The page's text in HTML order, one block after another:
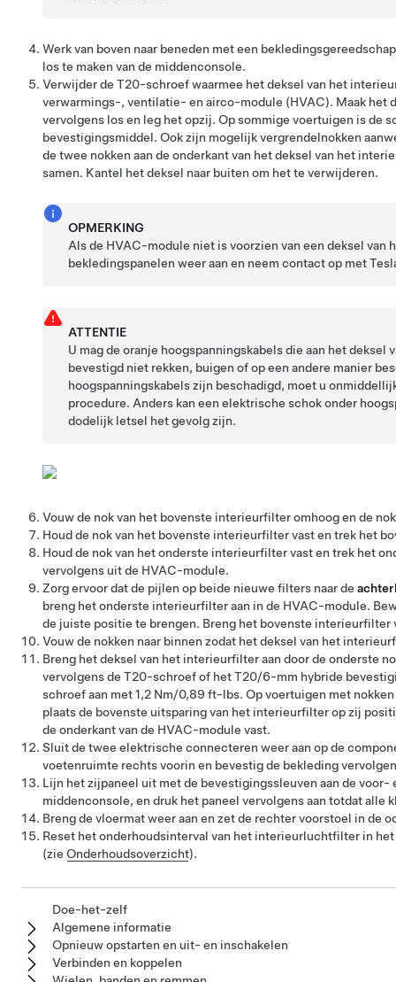
Werk van boven naar beneden met een
los te maken van de middenconsole.
Verwijder de T20-schroef waarmee het deksel van het
verwarmings-, ventilatie- en airco-module (HVAC). Maak het
vervolgens los en leg het opzij. Op sommige voertuigen is de
bevestigingsmiddel. Ook zijn mogelijk vergrendelnokken
de twee nokken aan de onderkant van het deksel van het
samen. Kantel het deksel naar buiten om het te verwijderen.
OPMERKING
Als de HVAC-module niet is voorzien van een deksel van
bekledingspanelen weer aan en neem contact op met
ATTENTIE
U mag de oranje hoogspanningskabels die aan het
bevestigd niet rekken, buigen of op een andere manier
hoogspanningskabels zijn beschadigd, moet u
procedure. Anders kan een elektrische schok onder
dodelijk letsel het gevolg zijn.
Vouw de nok van het bovenste interieurfilter omhoog en de
Houd de nok van het bovenste interieurfilter vast en trek het
Houd de nok van het onderste interieurfilter vast en trek het
vervolgens uit de HVAC-module.
Zorg ervoor dat de pijlen op beide nieuwe filters naar de
breng het onderste interieurfilter aan in de HVAC-module.
de juiste positie te brengen. Breng het bovenste interieurfilter
Vouw de nokken naar binnen zodat het deksel van het
Breng het deksel van het interieurfilter aan door de onderste
vervolgens de T20-schroef of het T20/6-mm hybride
schroef aan met 1,2 Nm/0,89 ft-lbs. Op voertuigen met
plaats de bovenste uitsparing van het interieurfilter op zij
de onderkant van de HVAC-module vast.
Sluit de twee elektrische connecteren weer aan op de
voetenruimte rechts voorin en bevestig de bekleding
Lijn het zijpaneel uit met de bevestigingssleuven aan de voor-
middenconsole, en druk het paneel vervolgens aan totdat alle
Breng de vloermat weer aan en zet de rechter voorstoel in de
Reset het onderhoudsinterval van het interieurluchtfilter in
(zie Onderhoudsoverzicht).
Doe-het-zelf
Algemene informatie
Opnieuw opstarten en uit- en inschakelen
Verbinden en koppelen